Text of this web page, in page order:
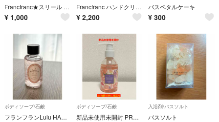
Francfranc★スリール ボディスクラブ マンダリン 350g
¥ 1,000
Francfranc ハンドクリーム バスボム 香水等
¥ 2,200
バスペタルケーキ
¥ 300
ボディソープ/石鹸
フランフランLulu HAND SOAP Floral Bouquet 50ml
ボディソープ/石鹸
新品未使用未開封 PROLINE BODY WASH
入浴剤/バスソルト
バスソルト